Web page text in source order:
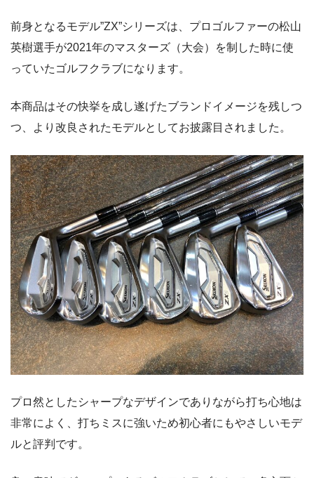
前身となるモデル”ZX”シリーズは、プロゴルファーの松山
英樹選手が2021年のマスターズ（大会）を制した時に使
っていたゴルフクラブになります。
本商品はその快挙を成し遂げたブランドイメージを残しつ
つ、より改良されたモデルとしてお披露目されました。
プロ然としたシャープなデザインでありながら打ち心地は
非常によく、打ちミスに強いため初心者にもやさしいモデ
ルと評判です。